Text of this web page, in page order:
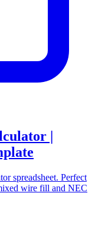
|
spreadsheet. Perfect
wire fill and NEC